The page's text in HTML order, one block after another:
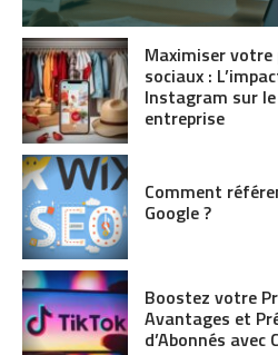
Maximiser votre
sociaux :
Instagram sur
entreprise
Comment
Google ?
Boostez votre
Avantages et
d’Abonnés avec